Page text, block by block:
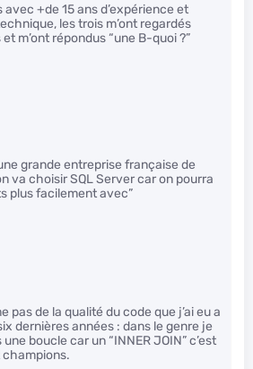
+de 15 ans d’expérience et
les trois m’ont regardés
m’ont répondus “une B-quoi ?”
grande entreprise française de
va choisir SQL Server car on pourra
plus facilement avec”
pas de la qualité du code que j’ai eu a
dernières années : dans le genre je
boucle car un “INNER JOIN” c’est
champions.